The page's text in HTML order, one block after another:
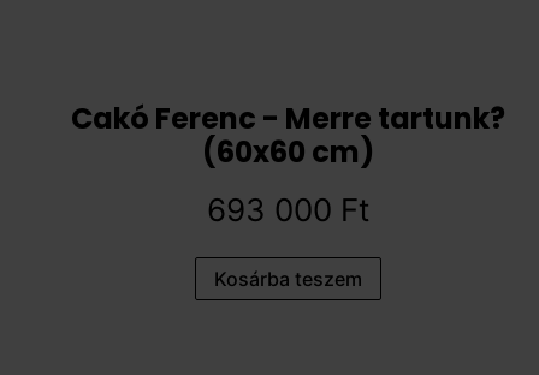
Cakó Ferenc - Merre tartunk?
(60x60 cm)
693 000 Ft
Kosárba teszem